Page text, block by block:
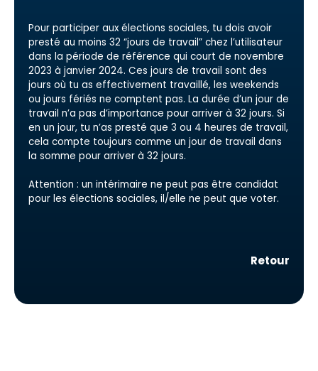
Pour participer aux élections sociales, tu dois avoir
presté au moins 32 “jours de travail” chez l’utilisateur
dans la période de référence qui court de novembre
2023 à janvier 2024. Ces jours de travail sont des
jours où tu as effectivement travaillé, les weekends
ou jours fériés ne comptent pas. La durée d’un jour de
travail n’a pas d’importance pour arriver à 32 jours. Si
en un jour, tu n’as presté que 3 ou 4 heures de travail,
cela compte toujours comme un jour de travail dans
la somme pour arriver à 32 jours.
Attention : un intérimaire ne peut pas être candidat
pour les élections sociales, il/elle ne peut que voter.
Retour